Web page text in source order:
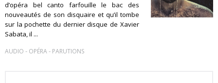
d’opéra bel canto farfouille le bac des
nouveautés de son disquaire et qu’il tombe
sur la pochette du dernier disque de Xavier
Sabata, il ...
AUDIO - OPÉRA- PARUTIONS